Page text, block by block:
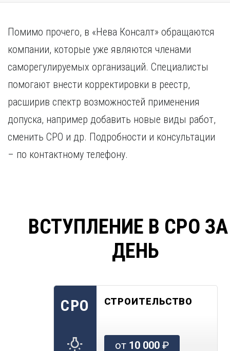
Помимо прочего, в «Нева Консалт» обращаются
компании, которые уже являются членами
саморегулируемых организаций. Специалисты
помогают внести корректировки в реестр,
расширив спектр возможностей применения
допуска, например добавить новые виды работ,
сменить СРО и др. Подробности и консультации
– по контактному телефону.
ВСТУПЛЕНИЕ В СРО
ДЕНЬ
СРО СТРОИТЕЛЬСТВО
от 10 000₽